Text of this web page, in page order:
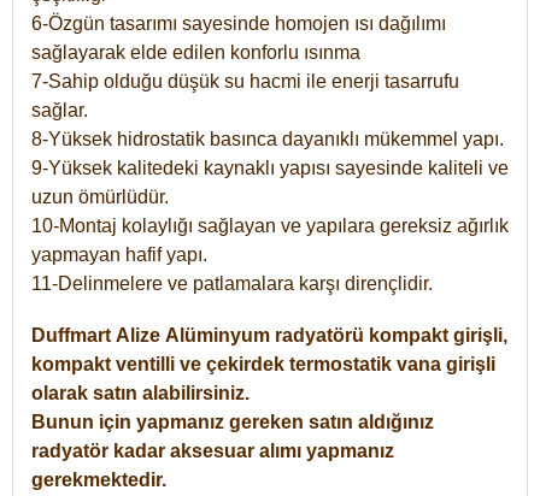
6-Özgün tasarımı sayesinde homojen ısı dağılımı
sağlayarak elde edilen konforlu ısınma
7-Sahip olduğu düşük su hacmi ile enerji tasarrufu
sağlar.
8-Yüksek hidrostatik basınca dayanıklı mükemmel yapı.
9-Yüksek kalitedeki kaynaklı yapısı sayesinde kaliteli ve
uzun ömürlüdür.
10-Montaj kolaylığı sağlayan ve yapılara gereksiz ağırlık
yapmayan hafif yapı.
11-Delinmelere ve patlamalara karşı dirençlidir.
Duffmart Alize Alüminyum radyatörü kompakt girişli,
kompakt ventilli ve çekirdek termostatik vana girişli
olarak satın alabilirsiniz.
Bunun için yapmanız gereken satın aldığınız
radyatör kadar aksesuar alımı yapmanız
gerekmektedir.